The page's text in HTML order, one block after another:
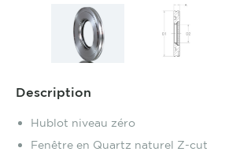
Description
Hublot niveau zéro
Fenêtre en Quartz naturel Z-cut